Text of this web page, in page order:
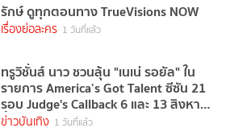
รักษ์ ดูทุกตอนทาง TrueVisions NOW
เรื่องย่อละคร 1 วันที่แล้ว
ทรูวิชั่นส์ นาว ชวนลุ้น "เนเน่ รอยัล" ใน
รายการ America’s Got Talent ซีซัน 21
รอบ Judge's Callback 6 และ 13 สิงหาคม
นี้
ข่าวบันเทิง 1 วันที่แล้ว